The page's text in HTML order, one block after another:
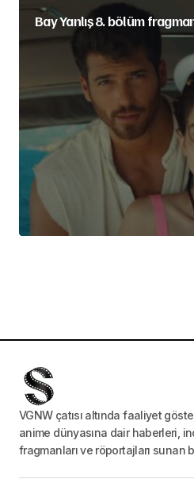
Bay Yanlış 8. bölüm
VGNW çatısı altında faaliyet
anime dünyasına dair haberleri,
fragmanları ve röportajları sunan